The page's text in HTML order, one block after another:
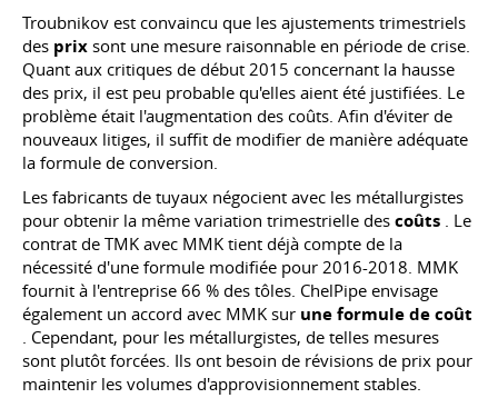
Troubnikov est convaincu que les ajustements trimestriels
des prix sont une mesure raisonnable en période de crise.
Quant aux critiques de début 2015 concernant la hausse
des prix, il est peu probable qu'elles aient été justifiées. Le
problème était l'augmentation des coûts. Afin d'éviter de
nouveaux litiges, il suffit de modifier de manière adéquate
la formule de conversion.
Les fabricants de tuyaux négocient avec les métallurgistes
pour obtenir la même variation trimestrielle des coûts . Le
contrat de TMK avec MMK tient déjà compte de la
nécessité d'une formule modifiée pour 2016-2018. MMK
fournit à l'entreprise 66 % des tôles. ChelPipe envisage
également un accord avec MMK sur une formule de coût
. Cependant, pour les métallurgistes, de telles mesures
sont plutôt forcées. Ils ont besoin de révisions de prix pour
maintenir les volumes d'approvisionnement stables.